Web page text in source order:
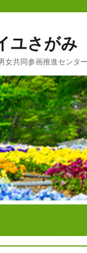
ユさがみ
女共同参画推進センター